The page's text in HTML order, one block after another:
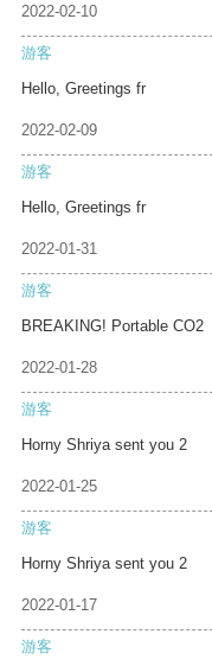
2022-02-10
游客
Hello, Greetings fr
2022-02-09
游客
Hello, Greetings fr
2022-01-31
游客
BREAKING! Portable CO2
2022-01-28
游客
Horny Shriya sent you 2
2022-01-25
游客
Horny Shriya sent you 2
2022-01-17
游客